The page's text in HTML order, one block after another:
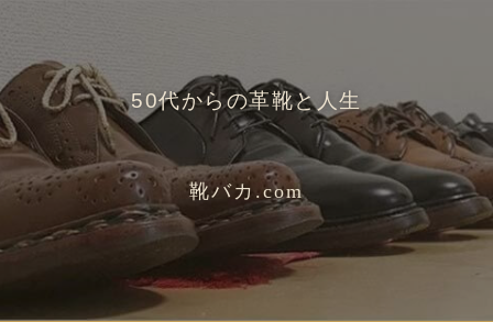
50代からの革靴と人生
靴バカ.com